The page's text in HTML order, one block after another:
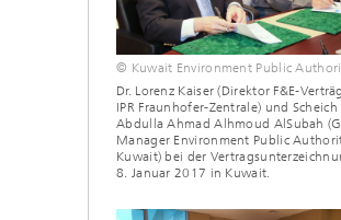
© Kuwait Environment Public
Dr. Lorenz Kaiser (Direktor F&E-
IPR Fraunhofer-Zentrale) und Scheich
Abdulla Ahmad Alhmoud AlSubah
Manager Environment Public
Kuwait) bei der
8. Januar 2017 in Kuwait.